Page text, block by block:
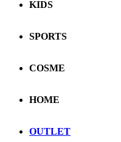
KIDS
SPORTS
COSME
HOME
OUTLET